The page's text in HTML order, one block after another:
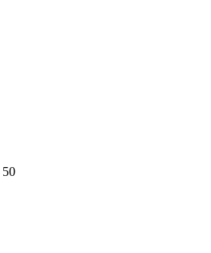
50